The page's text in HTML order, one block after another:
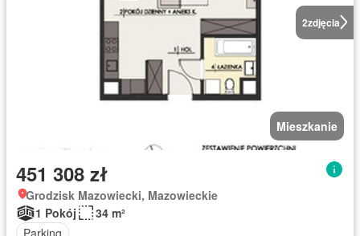
2zdjęcia
Mieszkanie
451 308 zł
Grodzisk Mazowiecki, Mazowieckie
1 Pokój
34 m²
Parking